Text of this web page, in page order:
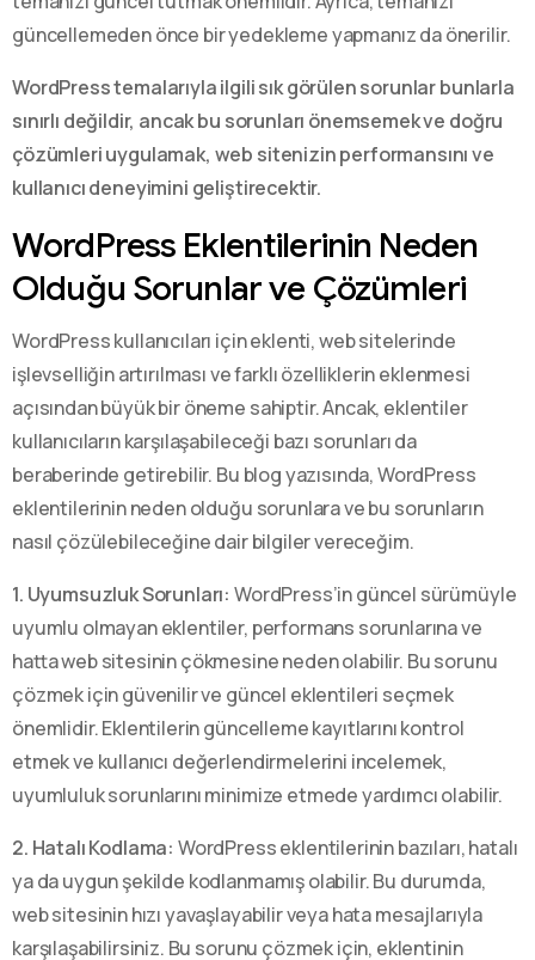
güncellemeden önce bir yedekleme yapmanız da önerilir.
WordPress temalarıyla ilgili sık görülen sorunlar bunlarla
sınırlı değildir, ancak bu sorunları önemsemek ve doğru
çözümleri uygulamak, web sitenizin performansını ve
kullanıcı deneyimini geliştirecektir.
WordPress Eklentilerinin Neden
Olduğu Sorunlar ve Çözümleri
WordPress kullanıcıları için eklenti, web sitelerinde
işlevselliğin artırılması ve farklı özelliklerin eklenmesi
açısından büyük bir öneme sahiptir. Ancak, eklentiler
kullanıcıların karşılaşabileceği bazı sorunları da
beraberinde getirebilir. Bu blog yazısında, WordPress
eklentilerinin neden olduğu sorunlara ve bu sorunların
nasıl çözülebileceğine dair bilgiler vereceğim.
1. Uyumsuzluk Sorunları: WordPress’in güncel sürümüyle
uyumlu olmayan eklentiler, performans sorunlarına ve
hatta web sitesinin çökmesine neden olabilir. Bu sorunu
çözmek için güvenilir ve güncel eklentileri seçmek
önemlidir. Eklentilerin güncelleme kayıtlarını kontrol
etmek ve kullanıcı değerlendirmelerini incelemek,
uyumluluk sorunlarını minimize etmede yardımcı olabilir.
2. Hatalı Kodlama: WordPress eklentilerinin bazıları, hatalı
ya da uygun şekilde kodlanmamış olabilir. Bu durumda,
web sitesinin hızı yavaşlayabilir veya hata mesajlarıyla
karşılaşabilirsiniz. Bu sorunu çözmek için, eklentinin